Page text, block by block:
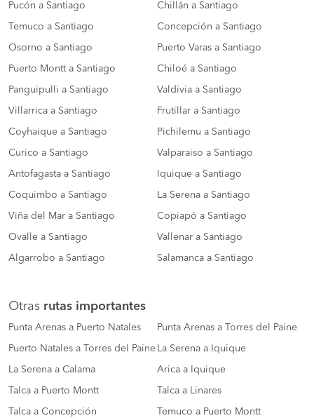
Pucón a Santiago Chillán a Santiago
Temuco a Santiago Concepción a Santiago
Osorno a Santiago Puerto Varas a Santiago
Puerto Montt a Santiago Chiloé a Santiago
Panguipulli a Santiago Valdivia a Santiago
Villarrica a Santiago Frutillar a Santiago
Coyhaique a Santiago Pichilemu a Santiago
Curico a Santiago Valparaiso a Santiago
Antofagasta a Santiago Iquique a Santiago
Coquimbo a Santiago La Serena a Santiago
Viña del Mar a Santiago Copiapó a Santiago
Ovalle a Santiago Vallenar a Santiago
Algarrobo a Santiago Salamanca a Santiago
Otras rutas importantes
Punta Arenas a Puerto Natales Punta Arenas a Torres del Paine
Puerto Natales a Torres del Paine La Serena a Iquique
La Serena a Calama Arica a Iquique
Talca a Puerto Montt Talca a Linares
Talca a Concepción Temuco a Puerto Montt